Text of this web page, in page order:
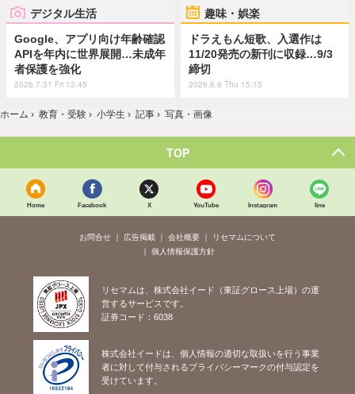
デジタル生活
Google、アプリ向け年齢確認
APIを年内に世界展開…未成年
者保護を強化
2026.7.31 Fri 13:45
趣味・娯楽
ドラえもん短歌、入選作は
11/20発売の新刊に収録…9/3
締切
2026.8.6 Thu 15:15
ホーム › 教育・受験 › 小学生 › 記事 › 写真・画像
TOP
Home Facebook X YouTube Instagram line
お問合せ 広告掲載 会社概要
リセマムについて
個人情報保護方針
リセマムは、株式会社イード（東証グロース上場）の運
営するサービスです。
証券コード：6038
株式会社イードは、個人情報の適切な取扱いを行う事業
者に対して付与されるプライバシーマークの付与認定を
受けています。